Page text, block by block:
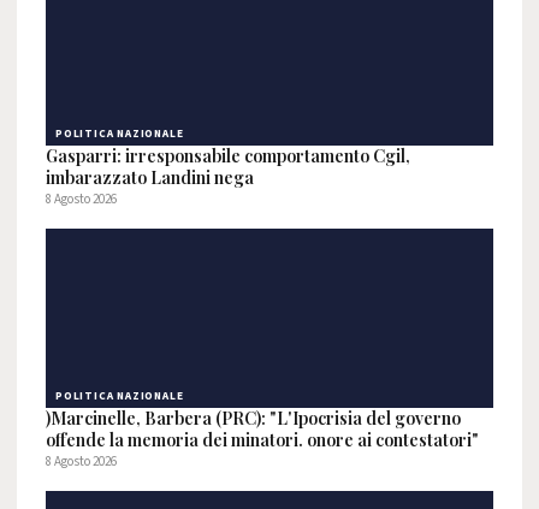
POLITICA NAZIONALE
Gasparri: irresponsabile comportamento Cgil,
imbarazzato Landini nega
8 Agosto 2026
POLITICA NAZIONALE
)Marcinelle, Barbera (PRC): "L'Ipocrisia del governo
offende la memoria dei minatori. onore ai contestatori"
8 Agosto 2026